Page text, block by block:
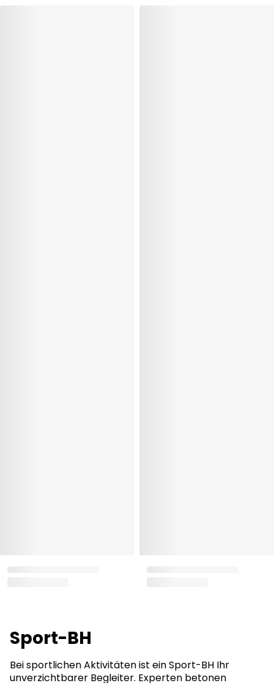
Sport-BH
Bei sportlichen Aktivitäten ist ein Sport-BH Ihr
unverzichtbarer Begleiter. Experten betonen